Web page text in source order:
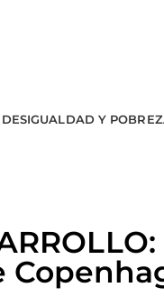
DESIGUALDAD Y